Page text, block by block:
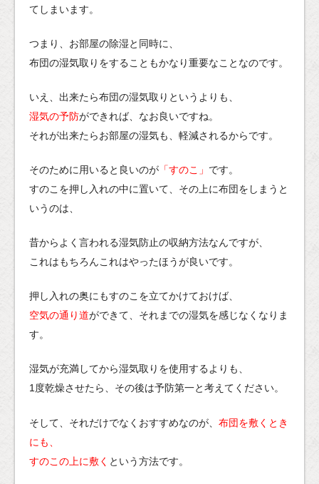
てしまいます。
つまり、お部屋の除湿と同時に、
布団の湿気取りをすることもかなり重要なことなのです。
いえ、出来たら布団の湿気取りというよりも、
湿気の予防ができれば、なお良いですね。
それが出来たらお部屋の湿気も、軽減されるからです。
そのために用いると良いのが 「すのこ」 です。
すのこを押し入れの中に置いて、その上に布団をしまうと
いうのは、
昔からよく言われる湿気防止の収納方法なんですが、
これはもちろんこれはやったほうが良いです。
押し入れの奥にもすのこを立てかけておけば、
空気の通り道ができて、それまでの湿気を感じなくなりま
す。
湿気が充満してから湿気取りを使用するよりも、
1度乾燥させたら、その後は予防第一と考えてください。
そして、それだけでなくおすすめなのが、 布団を敷くとき
にも、
すのこの上に敷く という方法です。